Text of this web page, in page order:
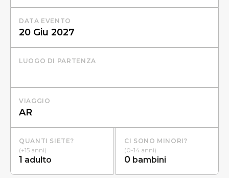
DATA EVENTO
LUOGO DI PARTENZA
VIAGGIO
QUANTI SIETE?
(+15 anni)
1 adulto
CI SONO MINORI?
(0-14 anni)
0 bambini